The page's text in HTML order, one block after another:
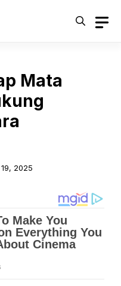
Mata
2025